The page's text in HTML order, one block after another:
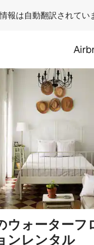
報は自動翻訳されてい
ウォーターフ
ンレンタル